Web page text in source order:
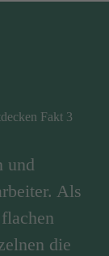
und
Als
die